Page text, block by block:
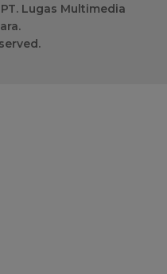
Lugas Multimedia